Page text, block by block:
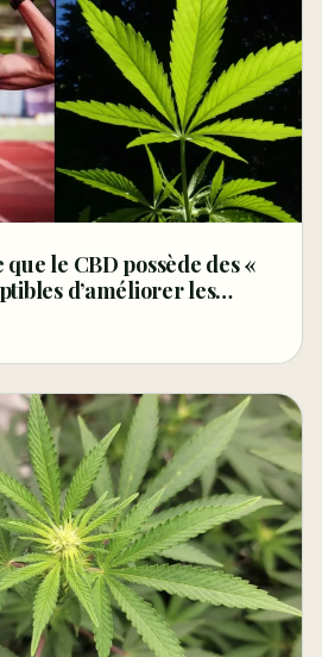
le CBD possède des «
d’améliorer les
et pourrait aider